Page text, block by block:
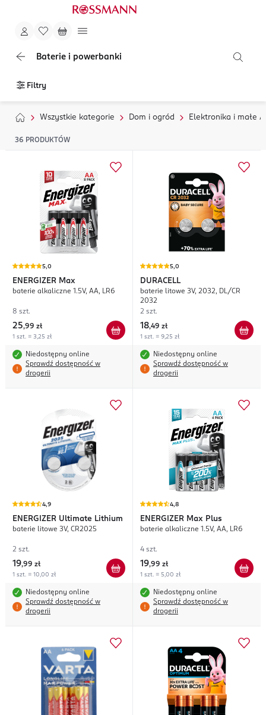
Baterie i powerbanki
Filtry
Wszystkie kategorie Dom i ogród Elektronika i małe
36 PRODUKTÓW
5,0
ENERGIZER Max
baterie alkaliczne 1.5V, AA, LR6
8 szt.
25,99 zł
1 szt. = 3,25 zł
Niedostępny online
Sprawdź dostępność w
drogerii
5,0
DURACELL
baterie litowe 3V, 2032, DL/CR
2032
2 szt.
18,49 zł
1 szt. = 9,25 zł
Niedostępny online
Sprawdź dostępność w
drogerii
4,9
ENERGIZER Ultimate Lithium
baterie litowe 3V, CR2025
2 szt.
19,99 zł
1 szt. = 10,00 zł
Niedostępny online
Sprawdź dostępność w
drogerii
4,8
ENERGIZER Max Plus
baterie alkaliczne 1.5V, AA, LR6
4 szt.
19,99 zł
1 szt. = 5,00 zł
Niedostępny online
Sprawdź dostępność w
drogerii